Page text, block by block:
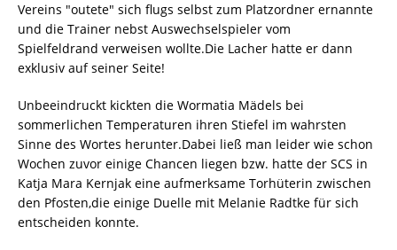
Vereins "outete" sich flugs selbst zum Platzordner ernannte
und die Trainer nebst Auswechselspieler vom
Spielfeldrand verweisen wollte.Die Lacher hatte er dann
exklusiv auf seiner Seite!
Unbeeindruckt kickten die Wormatia Mädels bei
sommerlichen Temperaturen ihren Stiefel im wahrsten
Sinne des Wortes herunter.Dabei ließ man leider wie schon
Wochen zuvor einige Chancen liegen bzw. hatte der SCS in
Katja Mara Kernjak eine aufmerksame Torhüterin zwischen
den Pfosten,die einige Duelle mit Melanie Radtke für sich
entscheiden konnte.